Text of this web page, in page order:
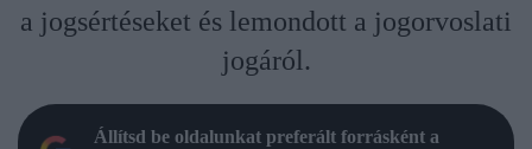
a jogsértéseket és lemondott a jogorvoslati
jogáról.
Állítsd be oldalunkat preferált forrásként a